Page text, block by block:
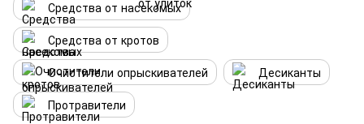
Средства от насекомых
Средства от кротов
Очистители опрыскивателей
Десиканты
Протравители